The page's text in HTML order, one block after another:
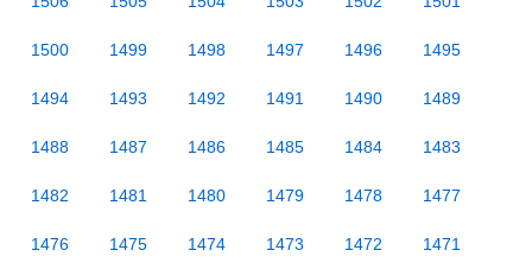
1500 1499 1498 1497 1496 1495
1494 1493 1492 1491 1490 1489
1488 1487 1486 1485 1484 1483
1482 1481 1480 1479 1478 1477
1476 1475 1474 1473 1472 1471